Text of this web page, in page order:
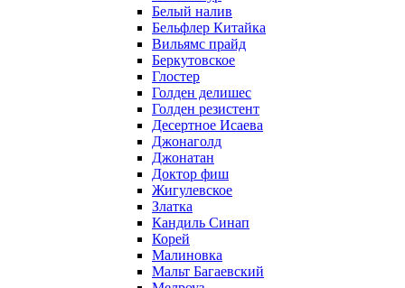
Белый налив
Бельфлер Китайка
Вильямс прайд
Беркутовское
Глостер
Голден делишес
Голден резистент
Десертное Исаева
Джонаголд
Джонатан
Доктор фиш
Жигулевское
Златка
Кандиль Синап
Корей
Малиновка
Мальт Багаевский